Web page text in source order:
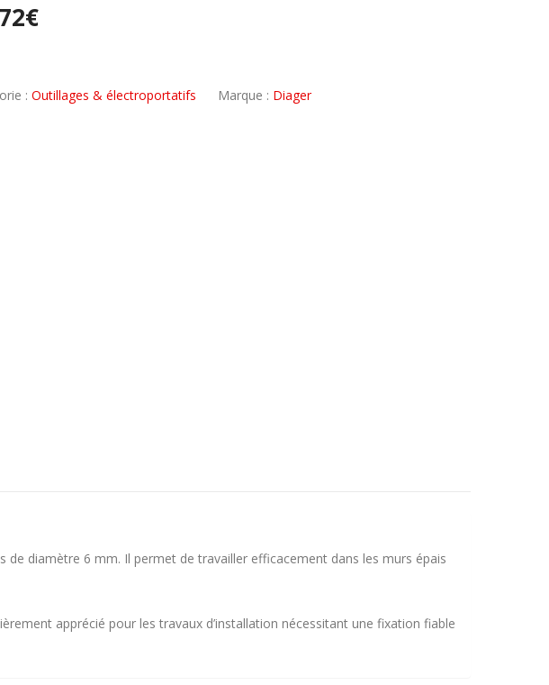
€
:Outillages & électroportatifs Marque : Diager
de diamètre 6 mm. Il permet de travailler efficacement dans les murs épais
apprécié pour les travaux d’installation nécessitant une fixation fiable